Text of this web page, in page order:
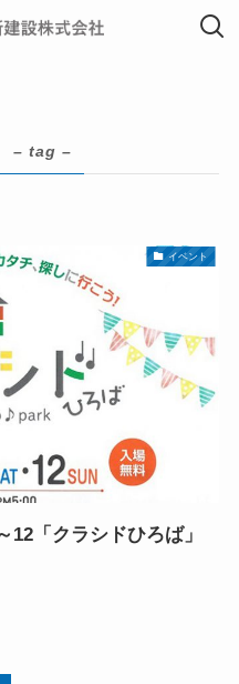
– tag –
イベント
12「クラシドひろば」